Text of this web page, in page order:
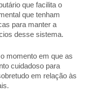
que facilita o
que tenham
para manter a
desse sistema.
momento em que as
cuidadoso para
em relação às